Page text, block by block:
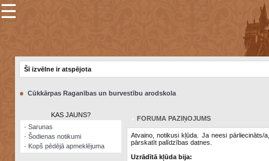
×
Šodienas
notikumi
☰
Šī izvēlne ir atspējota
● Cūkkārpas Raganības un burvestību arodskola
KAS JAUNS?
· Sarunas
· Šodienas notikumi
· Kopš pēdējā apmeklējuma
FORUMA PAZIŅOJUMS
Atvaino, notikusi kļūda. Ja neesi pārliecināts/
pārskatīt palīdzības datnes.
Uzrādītā kļūda bija: